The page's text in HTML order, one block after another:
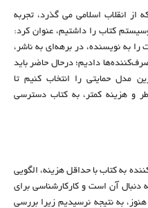
اینکه در طول ۴۵ سالی که از انقلاب اسلامی می گذرد، تجربه
کتاب را داشتیم، عنوان کرد:
را به نویسنده، در برهه‌ای به ناشر،
دادیم؛ درحال حاضر باید
مدل حمایتی را انتخاب کنیم تا
و هزینه کمتر، به کتاب دسترسی
به کتاب با حداقل هزینه، الگویی
آن است و کارکارشناسی برای
به نتیجه نرسیدیم زیرا بررسی